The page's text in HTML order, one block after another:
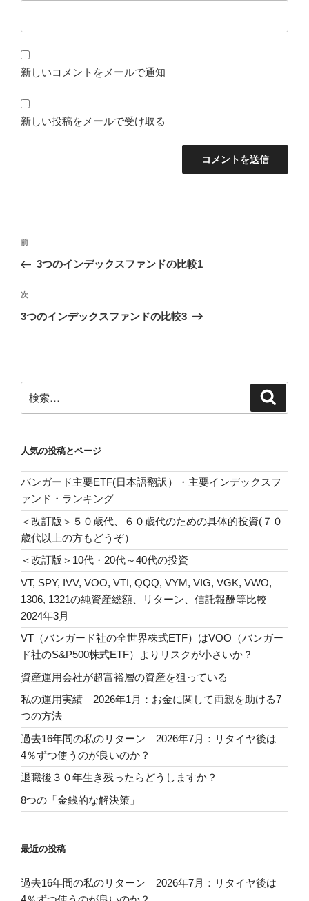
新しいコメントをメールで通知
新しい投稿をメールで受け取る
投
ナ
ビ
ゲ
ン
前
の
稿
前
3つのインデックスファンドの比較1
次
の
次
3つのインデックスファンドの比較3
索:
人気の投稿とページ
バンガード主要ETF(日本語翻訳）・主要インデックスフ
ァンド・ランキング
＜改訂版＞５０歳代、６０歳代のための具体的投資(７０
歳代以上の方もどうぞ）
＜改訂版＞10代・20代～40代の投資
VT, SPY, IVV, VOO, VTI, QQQ, VYM, VIG, VGK, VWO,
1306, 1321の純資産総額、リターン、信託報酬等比較
2024年3月
VT（バンガード社の全世界株式ETF）はVOO（バンガー
ド社のS&P500株式ETF）よりリスクが小さいか？
資産運用会社が超富裕層の資産を狙っている
私の運用実績 2026年1月：お金に関して両親を助ける7
つの方法
過去16年間の私のリターン 2026年7月：リタイヤ後は
4％ずつ使うのが良いのか？
退職後３０年生き残ったらどうしますか？
8つの「金銭的な解決策」
最近の投稿
過去16年間の私のリターン 2026年7月：リタイヤ後は